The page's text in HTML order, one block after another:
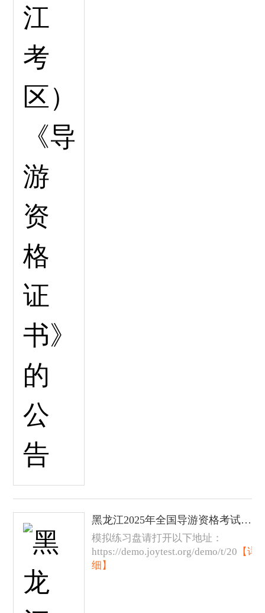
黑龙江2025年全国导游资格考试现场（面试）考试模拟练习盘
模拟练习盘请打开以下地址：
https://demo.joytest.org/demo/t/20 【详
细】